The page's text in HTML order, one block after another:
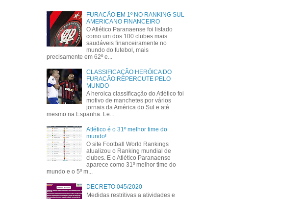
FURACÃO EM 1º NO RANKING SUL
AMERICANO FINANCEIRO
O Atlético Paranaense foi listado
como um dos 100 clubes mais
saudáveis financeiramente no
mundo do futebol, mais
precisamente em 62º e...
CLASSIFICAÇÃO HERÓICA DO
FURACÃO REPERCUTE PELO
MUNDO
A heroica classificação do Atlético foi
motivo de manchetes por vários
jornais da América do Sul e até
mesmo na Espanha. Le...
Atlético é o 31º melhor time do
mundo!
O site Football World Rankings
atualizou o Ranking mundial de
clubes. E o Atlético Paranaense
aparece como 31º melhor time do
mundo e o 5º m...
DECRETO 045/2020
Medidas restritivas a atividades e